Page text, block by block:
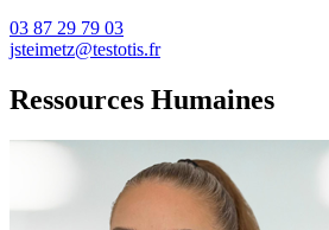
03 87 29 79 03
jsteimetz@testotis.fr
Ressources Humaines